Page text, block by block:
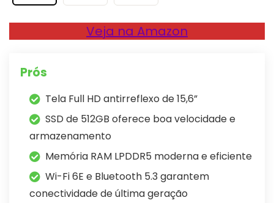
Veja na Amazon
Prós
Tela Full HD antirreflexo de 15,6”
SSD de 512GB oferece boa velocidade e
armazenamento
Memória RAM LPDDR5 moderna e eficiente
Wi-Fi 6E e Bluetooth 5.3 garantem
conectividade de última geração